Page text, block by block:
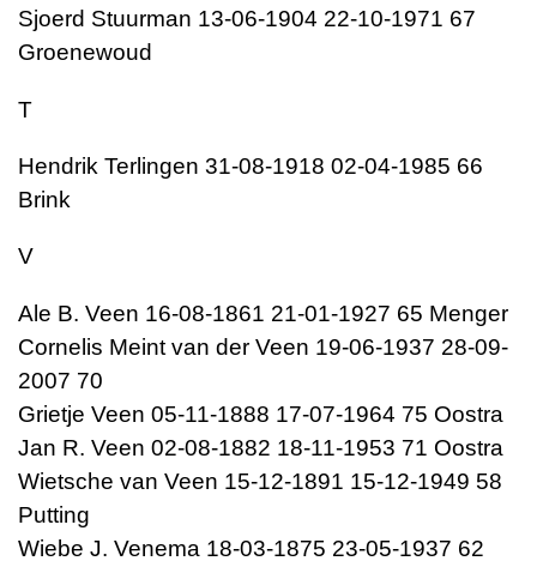
Sjoerd Stuurman 13-06-1904 22-10-1971 67
Groenewoud
T
Hendrik Terlingen 31-08-1918 02-04-1985 66
Brink
V
Ale B. Veen 16-08-1861 21-01-1927 65 Menger
Cornelis Meint van der Veen 19-06-1937 28-09-
2007 70
Grietje Veen 05-11-1888 17-07-1964 75 Oostra
Jan R. Veen 02-08-1882 18-11-1953 71 Oostra
Wietsche van Veen 15-12-1891 15-12-1949 58
Putting
Wiebe J. Venema 18-03-1875 23-05-1937 62